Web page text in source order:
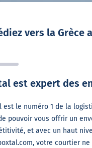
vers la Grèce
est expert des
est le numéro 1 de la
pouvoir vous offrir un
et avec un haut
votre courtier